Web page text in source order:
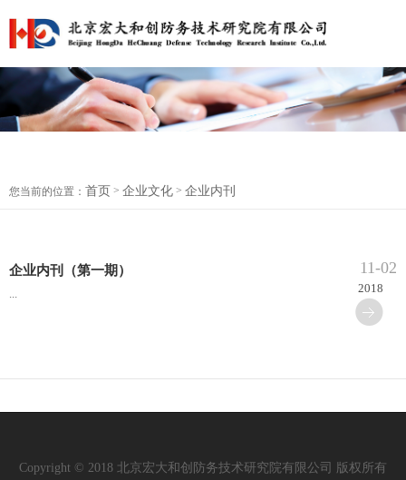
您当前的位置： 首页 > 企业文化 > 企业内刊
企业内刊（第一期） 11-02
2018
Copyright © 2018 北京宏大和创防务技术研究院有限公司 版权所有